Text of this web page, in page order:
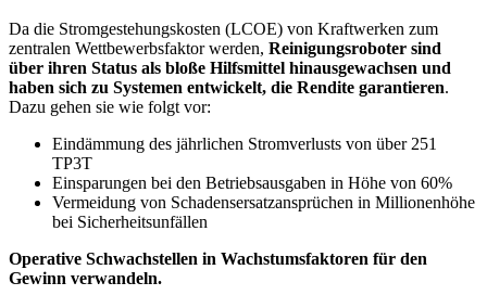
Da die Stromgestehungskosten (LCOE) von Kraftwerken zum
zentralen Wettbewerbsfaktor werden, Reinigungsroboter sind
über ihren Status als bloße Hilfsmittel hinausgewachsen und
haben sich zu Systemen entwickelt, die Rendite garantieren.
Dazu gehen sie wie folgt vor:
Eindämmung des jährlichen Stromverlusts von über 251
TP3T
Einsparungen bei den Betriebsausgaben in Höhe von 60%
Vermeidung von Schadensersatzansprüchen in Millionenhöhe
bei Sicherheitsunfällen
Operative Schwachstellen in Wachstumsfaktoren für den
Gewinn verwandeln.